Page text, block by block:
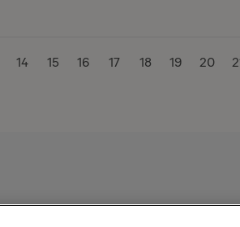
14 15 16 17 18 19 20